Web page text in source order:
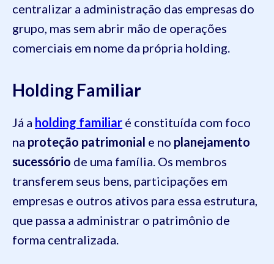
centralizar a administração das empresas do
grupo, mas sem abrir mão de operações
comerciais em nome da própria holding.
Holding Familiar
Já a holding familiar é constituída com foco
na proteção patrimonial e no planejamento
sucessório de uma família. Os membros
transferem seus bens, participações em
empresas e outros ativos para essa estrutura,
que passa a administrar o patrimônio de
forma centralizada.